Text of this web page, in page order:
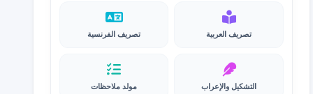
تصريف العربية تصريف الفرنسية
التشكيل والإعراب مولد ملاحظات